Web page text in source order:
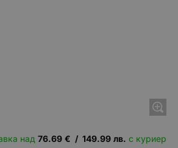
над 76.69 € / 149.99 лв. с куриер